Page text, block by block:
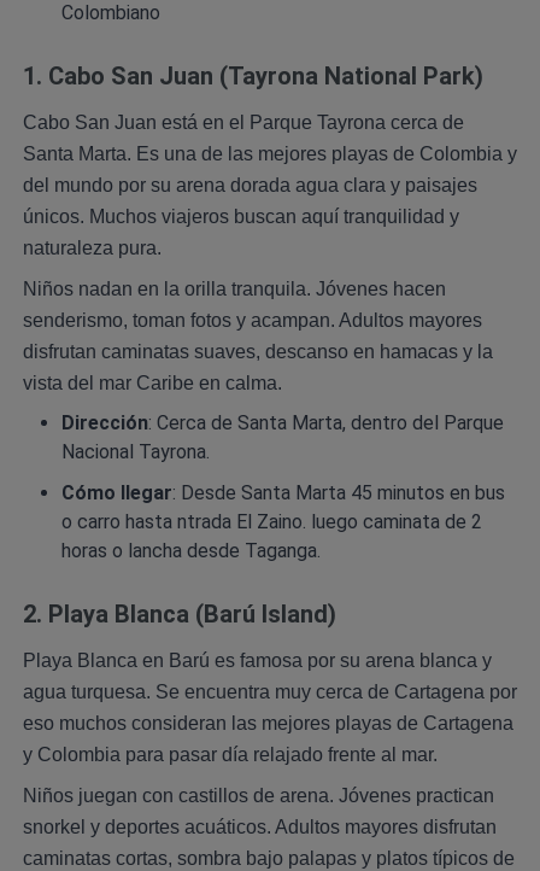
Colombiano
1. Cabo San Juan (Tayrona National Park)
Cabo San Juan está en el Parque Tayrona cerca de
Santa Marta. Es una de las mejores playas de Colombia y
del mundo por su arena dorada agua clara y paisajes
únicos. Muchos viajeros buscan aquí tranquilidad y
naturaleza pura.
Niños nadan en la orilla tranquila. Jóvenes hacen
senderismo, toman fotos y acampan. Adultos mayores
disfrutan caminatas suaves, descanso en hamacas y la
vista del mar Caribe en calma.
Dirección: Cerca de Santa Marta, dentro del Parque
Nacional Tayrona.
Cómo llegar: Desde Santa Marta 45 minutos en bus
o carro hasta ntrada El Zaino. luego caminata de 2
horas o lancha desde Taganga.
2. Playa Blanca (Barú Island)
Playa Blanca en Barú es famosa por su arena blanca y
agua turquesa. Se encuentra muy cerca de Cartagena por
eso muchos consideran las mejores playas de Cartagena
y Colombia para pasar día relajado frente al mar.
Niños juegan con castillos de arena. Jóvenes practican
snorkel y deportes acuáticos. Adultos mayores disfrutan
caminatas cortas, sombra bajo palapas y platos típicos de